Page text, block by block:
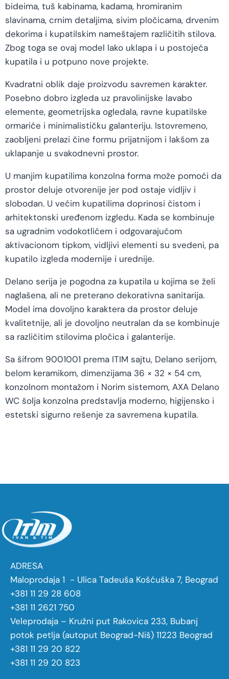
bideima, tuš kabinama, kadama, hromiranim
slavinama, crnim detaljima, sivim pločicama, drvenim
dekorima i kupatilskim nameštajem različitih stilova.
Zbog toga se ovaj model lako uklapa i u postojeća
kupatila i u potpuno nove projekte.
Kvadratni oblik daje proizvodu savremen karakter.
Posebno dobro izgleda uz pravolinijske lavabo
elemente, geometrijska ogledala, ravne kupatilske
ormariće i minimalističku galanteriju. Istovremeno,
zaobljeni prelazi čine formu prijatnijom i lakšom za
uklapanje u svakodnevni prostor.
U manjim kupatilima konzolna forma može pomoći da
prostor deluje otvorenije jer pod ostaje vidljiv i
slobodan. U većim kupatilima doprinosi čistom i
arhitektonski uređenom izgledu. Kada se kombinuje
sa ugradnim vodokotlićem i odgovarajućom
aktivacionom tipkom, vidljivi elementi su svedeni, pa
kupatilo izgleda modernije i urednije.
Delano serija je pogodna za kupatila u kojima se želi
naglašena, ali ne preterano dekorativna sanitarija.
Model ima dovoljno karaktera da prostor deluje
kvalitetnije, ali je dovoljno neutralan da se kombinuje
sa različitim stilovima pločica i galanterije.
Sa šifrom 9001001 prema ITIM sajtu, Delano serijom,
belom keramikom, dimenzijama 36 × 32 × 54 cm,
konzolnom montažom i Norim sistemom, AXA Delano
WC šolja konzolna predstavlja moderno, higijensko i
estetski sigurno rešenje za savremena kupatila.
ADRESA
Maloprodaja 1 - Ulica Tadeuša Košćuška 7, Beograd
+381 11 29 28 608
+381 11 2621 750
Veleprodaja – Kružni put Rakovica 233, Bubanj
potok petlja (autoput Beograd-Niš) 11223 Beograd
+381 11 29 20 822
+381 11 29 20 823